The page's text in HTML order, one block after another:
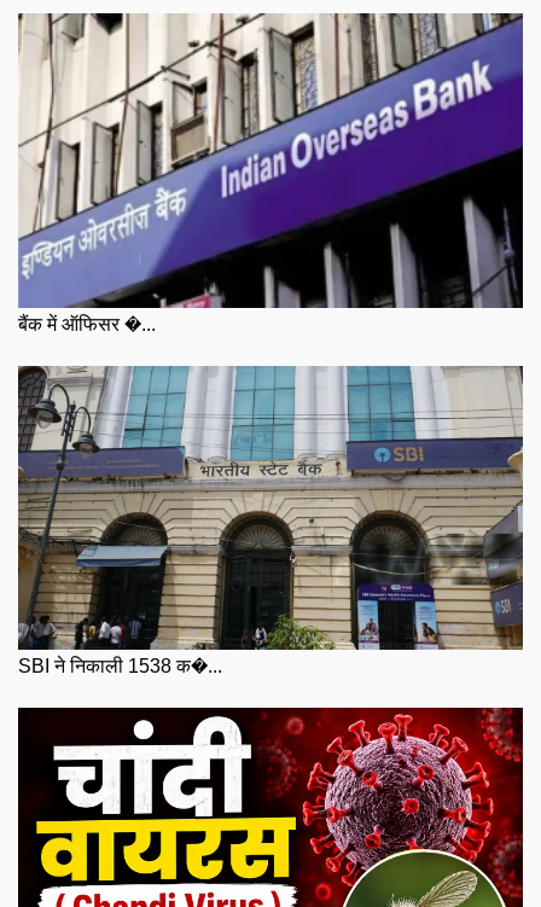
बैंक में ऑफिसर �...
SBI ने निकाली 1538 क�...